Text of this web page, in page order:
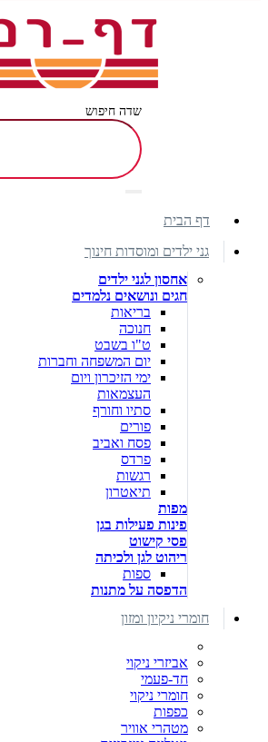
שדה חיפוש
דף הבית
גני ילדים ומוסדות חינוך
אחסון לגני ילדים
חגים ונושאים נלמדים
בריאות
חנוכה
ט"ו בשבט
יום המשפחה וחברות
ימי הזיכרון ויום
העצמאות
סתיו וחורף
פורים
פסח ואביב
פרדס
רגשות
תיאטרון
מפות
פינות פעילות בגן
פסי קישוט
ריהוט לגן ולכיתה
ספות
הדפסה על מתנות
חומרי ניקיון ומזון
אביזרי ניקוי
חד-פעמי
חומרי ניקוי
כפפות
מטהרי אוויר